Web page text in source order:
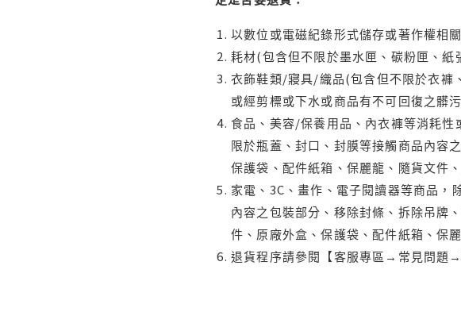
以數位或電磁紀錄形式儲存或著作權相
耗材(包含但不限於墨水匣、碳粉匣、
衣飾鞋類/寢具/織品(包含但不限於衣褲
或經剪標或下水或商品有不可回復之髒
食品、美容/保養用品、內衣褲等消耗
限於瓶蓋、封口、封膜等接觸商品內容
保護袋、配件紙箱、保麗龍、隨貨文件
家電、3C、畫作、電子閱讀器等商品
內容之包裝部分、移除封條、拆除吊牌
件、原廠外盒、保護袋、配件紙箱、保
退貨程序請參閱【客服專區→常見問題